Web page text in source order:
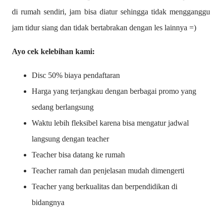
di rumah sendiri, jam bisa diatur sehingga tidak mengganggu
jam tidur siang dan tidak bertabrakan dengan les lainnya =)
Ayo cek kelebihan kami:
Disc 50% biaya pendaftaran
Harga yang terjangkau dengan berbagai promo yang
sedang berlangsung
Waktu lebih fleksibel karena bisa mengatur jadwal
langsung dengan teacher
Teacher bisa datang ke rumah
Teacher ramah dan penjelasan mudah dimengerti
Teacher yang berkualitas dan berpendidikan di
bidangnya